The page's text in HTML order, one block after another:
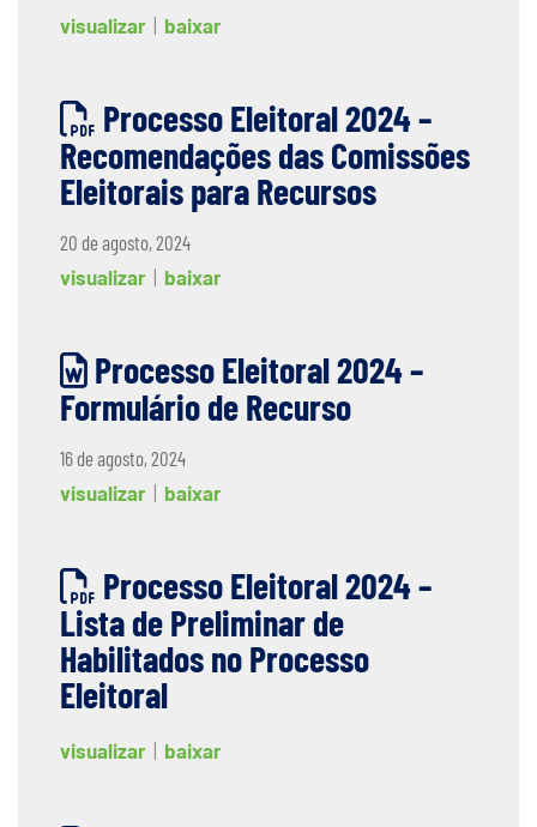
visualizar baixar
Processo Eleitoral 2024 –
Recomendações das Comissões
Eleitorais para Recursos
20 de agosto, 2024
visualizar
baixar
Processo Eleitoral 2024 –
Formulário de Recurso
16 de agosto, 2024
visualizar
baixar
Processo Eleitoral 2024 –
Lista de Preliminar de
Habilitados no Processo
Eleitoral
visualizar baixar